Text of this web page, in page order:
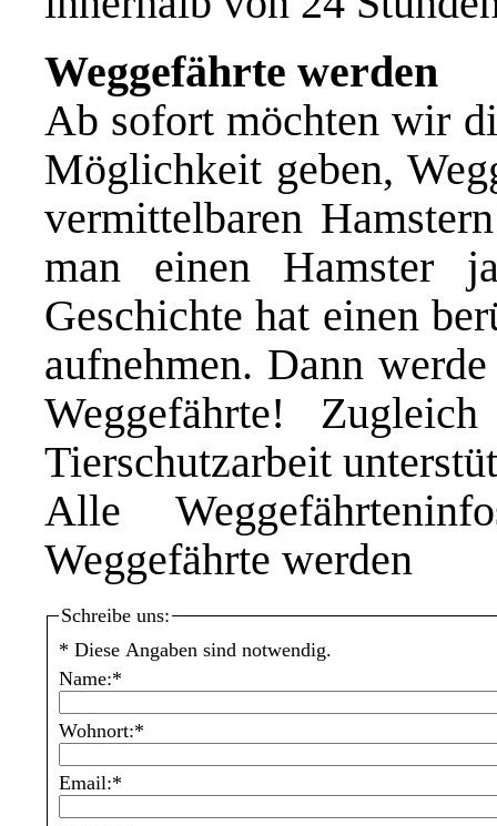
Weggefährte werden
Ab sofort möchten wir
Möglichkeit geben,
vermittelbaren
man einen Hamster
Geschichte hat einen
aufnehmen. Dann
Weggefährte!
Tierschutzarbeit
Alle
Weggefährte werden
Schreibe uns:
* Diese Angaben sind notwendig.
Name:*
Wohnort:*
Email:*